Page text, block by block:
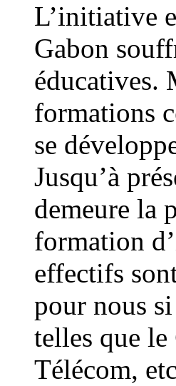
L’initiative
Gabon
éducatives.
formations
se
Jusqu’à
demeure la
formation
effectifs
pour nous
telles que
Télécom,